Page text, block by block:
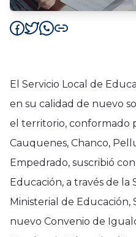
El Servicio Local de
en su calidad de nuevo
el territorio, conformado
Cauquenes, Chanco,
Empedrado, suscribió
Educación, a través de la
Ministerial de Educación,
nuevo Convenio de